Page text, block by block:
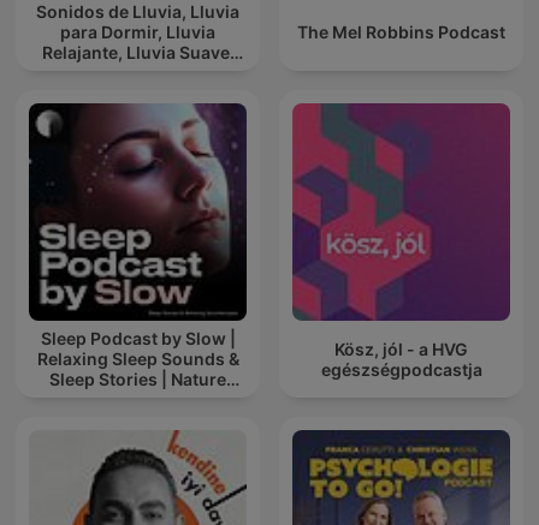
Sonidos de Lluvia, Lluvia
para Dormir, Lluvia
Relajante, Lluvia Suave,
The Mel Robbins Podcast
Sleep Podcast by Slow |
Relaxing Sleep Sounds &
Sleep Stories | Nature
Kösz, jól - a HVG
egészségpodcastja